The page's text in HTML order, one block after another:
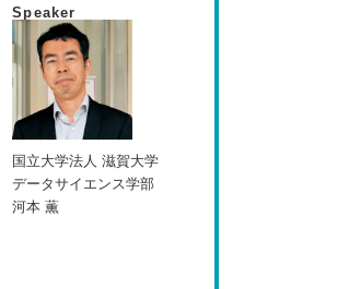
Speaker
国⽴⼤学法⼈ 滋賀⼤学
データサイエンス学部
河本 薫